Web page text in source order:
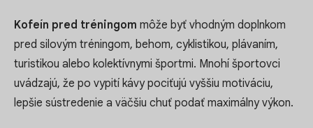
Kofeín pred tréningom môže byť vhodným doplnkom
pred silovým tréningom, behom, cyklistikou, plávaním,
turistikou alebo kolektívnymi športmi. Mnohí športovci
uvádzajú, že po vypití kávy pociťujú vyššiu motiváciu,
lepšie sústredenie a väčšiu chuť podať maximálny výkon.